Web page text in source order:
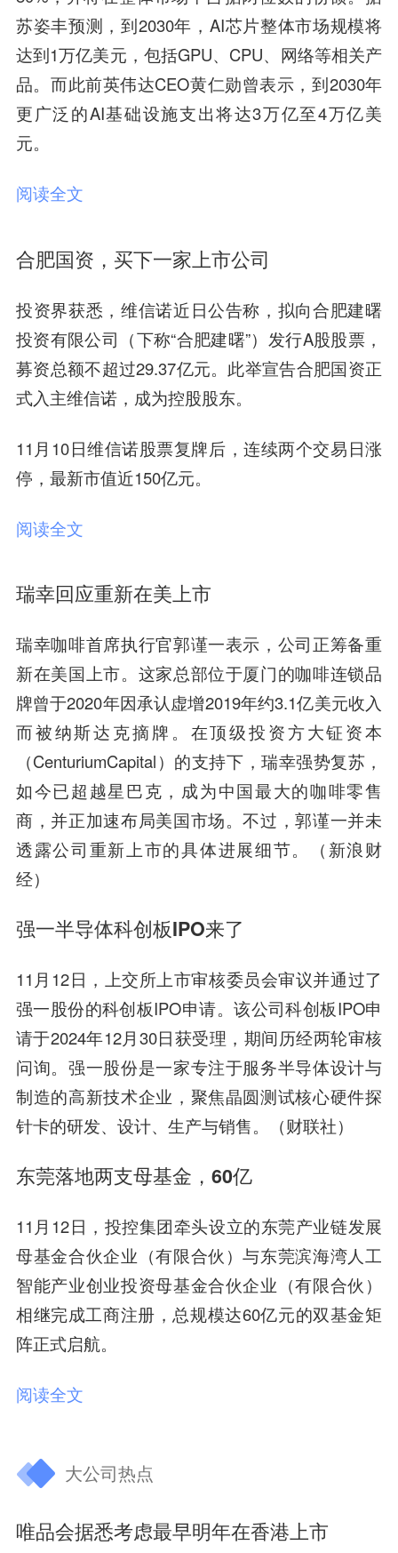
苏姿丰预测，到2030年，AI芯片整体市场规模将
达到1万亿美元，包括GPU、CPU、网络等相关产
品。而此前英伟达CEO黄仁勋曾表示，到2030年
更广泛的AI基础设施支出将达3万亿至4万亿美
元。
阅读全文
合肥国资，买下一家上市公司
投资界获悉，维信诺近日公告称，拟向合肥建曙
投资有限公司（下称“合肥建曙”）发行A股股票，
募资总额不超过29.37亿元。此举宣告合肥国资正
式入主维信诺，成为控股股东。
11月10日维信诺股票复牌后，连续两个交易日涨
停，最新市值近150亿元。
阅读全文
瑞幸回应重新在美上市
瑞幸咖啡首席执行官郭谨一表示，公司正筹备重
新在美国上市。这家总部位于厦门的咖啡连锁品
牌曾于2020年因承认虚增2019年约3.1亿美元收入
而被纳斯达克摘牌。在顶级投资方大钲资本
（CenturiumCapital）的支持下，瑞幸强势复苏，
如今已超越星巴克，成为中国最大的咖啡零售
商，并正加速布局美国市场。不过，郭谨一并未
透露公司重新上市的具体进展细节。（新浪财
经）
强一半导体科创板IPO来了
11月12日，上交所上市审核委员会审议并通过了
强一股份的科创板IPO申请。该公司科创板IPO申
请于2024年12月30日获受理，期间历经两轮审核
问询。强一股份是一家专注于服务半导体设计与
制造的高新技术企业，聚焦晶圆测试核心硬件探
针卡的研发、设计、生产与销售。（财联社）
东莞落地两支母基金，60亿
11月12日，投控集团牵头设立的东莞产业链发展
母基金合伙企业（有限合伙）与东莞滨海湾人工
智能产业创业投资母基金合伙企业（有限合伙）
相继完成工商注册，总规模达60亿元的双基金矩
阵正式启航。
阅读全文
大公司热点
唯品会据悉考虑最早明年在香港上市